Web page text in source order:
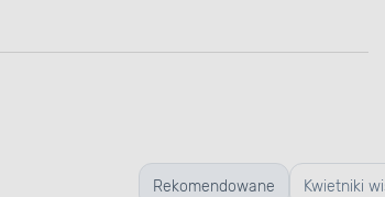
Rekomendowane Kwietniki